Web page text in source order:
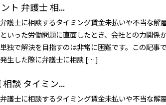
ト 弁護士 相...
護士に相談するタイミング賃金未払いや不当な解
いった労働問題に直面したとき、会社との力関係か
独で解決を目指すのは非常に困難です。この記事で
生した際に弁護士に相談 […]
談 タイミン...
護士に相談するタイミング賃金未払いや不当な解